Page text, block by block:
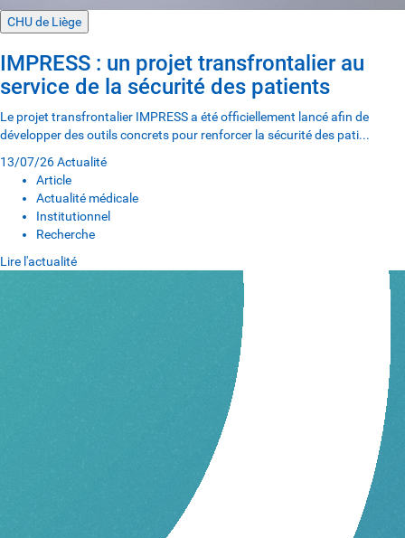
CHU de Liège
IMPRESS : un projet transfrontalier au
service de la sécurité des patients
Le projet transfrontalier IMPRESS a été officiellement lancé afin de
développer des outils concrets pour renforcer la sécurité des pati...
13/07/26Actualité
Article
Actualité médicale
Institutionnel
Recherche
Lire l'actualité